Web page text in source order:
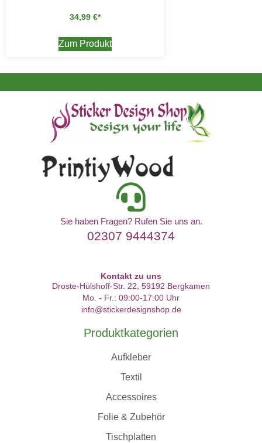
34,99 €
Zum Produkt
Sie haben Fragen? Rufen Sie uns an.
02307 9444374
Kontakt zu uns
Droste-Hülshoff-Str. 22, 59192 Bergkamen
Mo. - Fr.: 09:00-17:00 Uhr
info@stickerdesignshop.de
Produktkategorien
Aufkleber
Textil
Accessoires
Folie & Zubehör
Tischplatten